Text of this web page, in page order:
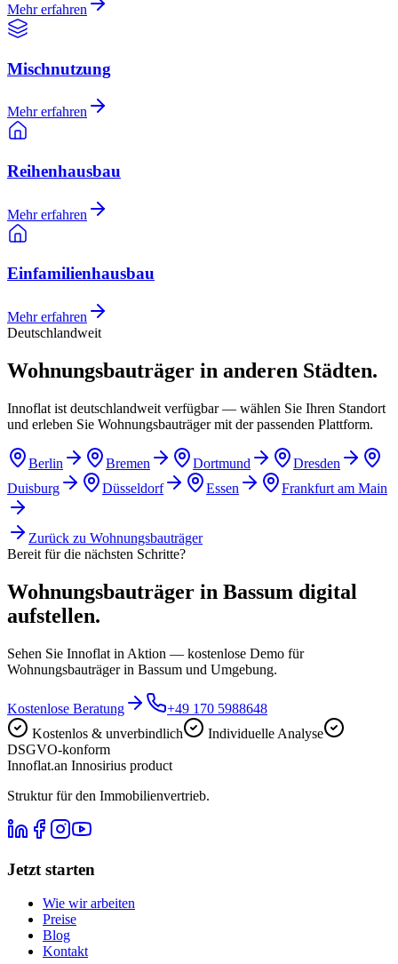
Mehr erfahren
Mischnutzung
Mehr erfahren
Reihenhausbau
Mehr erfahren
Einfamilienhausbau
Mehr erfahren
Deutschlandweit
Wohnungsbauträger in anderen Städten.
Innoflat ist deutschlandweit verfügbar — wählen Sie Ihren Standort
und erleben Sie Wohnungsbauträger mit der passenden Plattform.
Berlin Bremen Dortmund
Dresden
Duisburg
Düsseldorf Essen Frankfurt am Main
Zurück zu Wohnungsbauträger
Bereit für die nächsten Schritte?
Wohnungsbauträger in Bassum digital
aufstellen.
Sehen Sie Innoflat in Aktion — kostenlose Demo für
Wohnungsbauträger in Bassum und Umgebung.
Kostenlose Beratung
+49 170 5988648
Kostenlos & unverbindlich
Individuelle Analyse
DSGVO-konform
Innoflat.an Innosirius product
Struktur für den Immobilienvertrieb.
Jetzt starten
Wie wir arbeiten
Preise
Blog
Kontakt